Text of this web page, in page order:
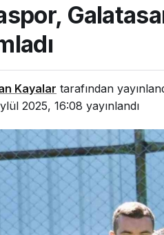
Kayalar tarafından
2025, 16:08 yayınlandı